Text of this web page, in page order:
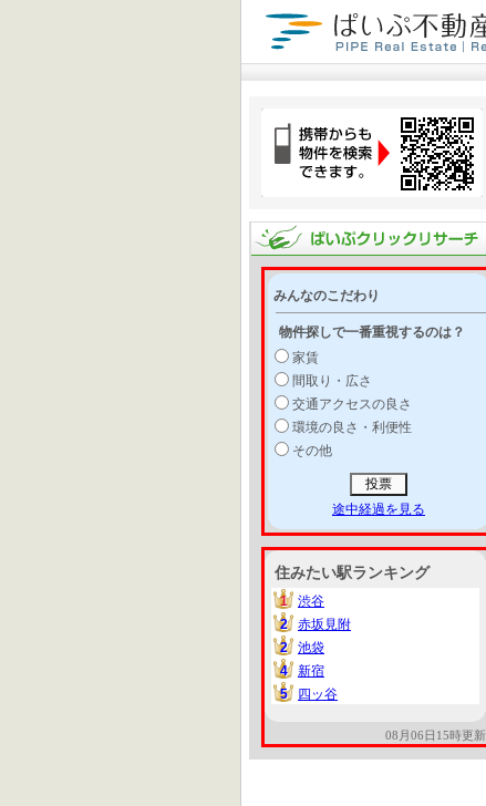
みんなのこだわり
物件探しで一番重視するのは？
家賃
間取り・広さ
交通アクセスの良さ
環境の良さ・利便性
その他
途中経過を見る
住みたい駅ランキング
1
1
渋谷
2
2
赤坂見附
2
2
池袋
4
4
新宿
5
5 四ッ谷
08月06日15時更新